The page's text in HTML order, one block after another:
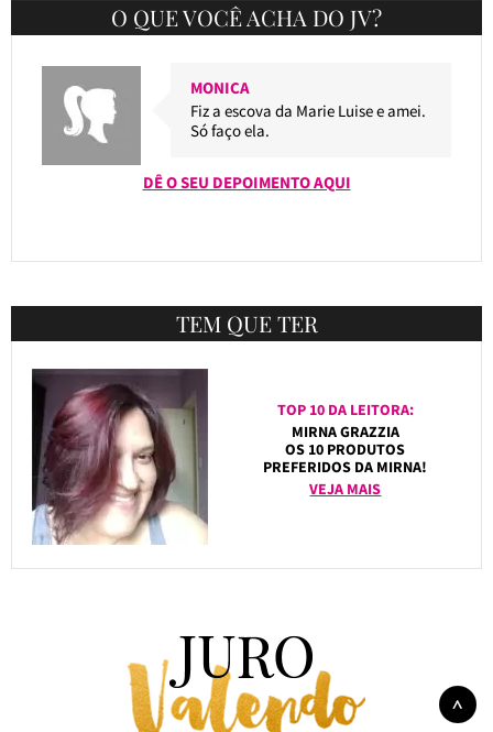
O QUE VOCÊ ACHA DO JV?
MONICA
Fiz a escova da Marie Luise e amei.
Só faço ela.
DÊ O SEU DEPOIMENTO AQUI
TEM QUE TER
TOP 10 DA LEITORA:
MIRNA GRAZZIA
OS 10 PRODUTOS
PREFERIDOS DA MIRNA!
VEJA MAIS